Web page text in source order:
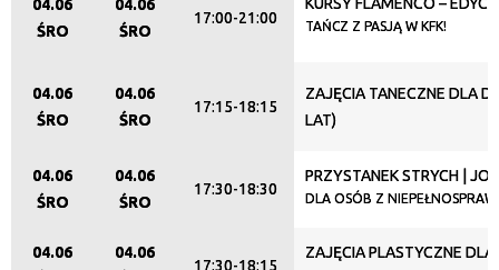
04.06
ŚRO
04.06
ŚRO
17:00-21:00 TAŃCZ Z PASJĄ W KFK!
04.06
ŚRO
04.06
ŚRO
17:15-18:15
ZAJĘCIA TANECZNE DLA
LAT)
04.06
ŚRO
04.06
ŚRO
17:30-18:30
PRZYSTANEK STRYCH |
DLA OSÓB Z
04.06
04.06
17:30-18:15
ZAJĘCIA PLASTYCZNE